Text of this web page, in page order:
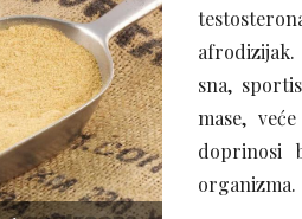
afrodizijak.
sna,
mase,
doprinosi
organizma.